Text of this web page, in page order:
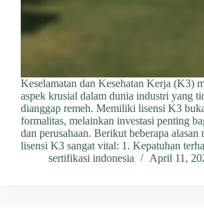
Keselamatan dan Kesehatan Kerja (K3)
aspek krusial dalam dunia industri yang
dianggap remeh. Memiliki lisensi K3
formalitas, melainkan investasi penting
dan perusahaan. Berikut beberapa alasan
lisensi K3 sangat vital:​ 1. Kepatuhan
sertifikasi indonesia
April 11,